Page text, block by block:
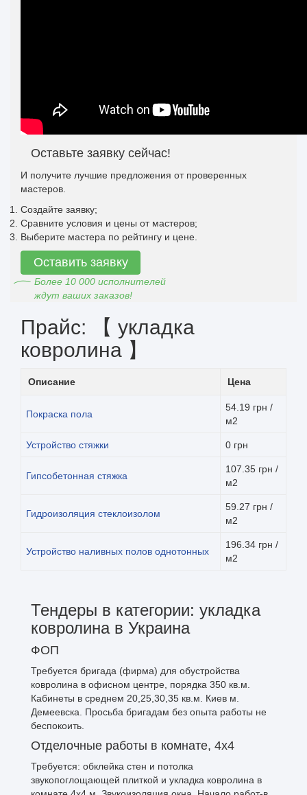
Оставьте заявку сейчас!
И получите лучшие предложения от проверенных
мастеров.
Создайте заявку;
Сравните условия и цены от мастеров;
Выберите мастера по рейтингу и цене.
Оставить заявку
Более 10 000 исполнителей
ждут ваших заказов!
Прайс: 【 укладка
ковролина 】
Описание Цена
Покраска пола
54.19 грн /
м2
Устройство стяжки 0 грн
Гипсобетонная стяжка
107.35 грн /
м2
Гидроизоляция стеклоизолом
59.27 грн /
м2
Устройство наливных полов однотонных
196.34 грн /
м2
Тендеры в категории: укладка
ковролина в Украина
ФОП
Требуется бригада (фирма) для обустройства
ковролина в офисном центре, порядка 350 кв.м.
Кабинеты в среднем 20,25,30,35 кв.м. Киев м.
Демеевска. Просьба бригадам без опыта работы не
беспокоить.
Отделочные работы в комнате, 4х4
Требуется: обклейка стен и потолка
звукопоглощающей плиткой и укладка ковролина в